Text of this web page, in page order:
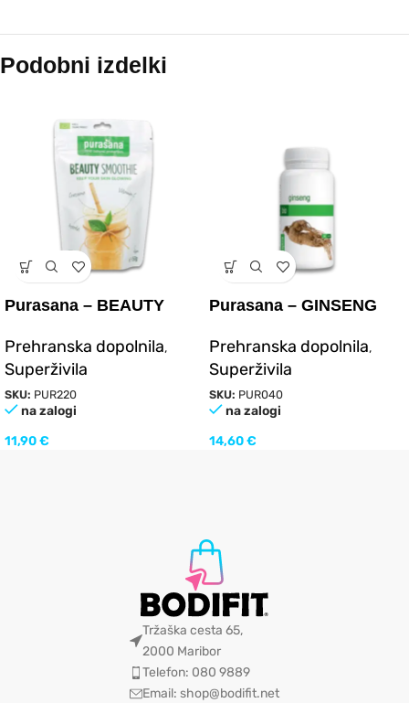
Podobni izdelki
Purasana – BEAUTY
Prehranska dopolnila,
Superživila
SKU: PUR220
na zalogi
11,90€
Purasana – GINSENG
Prehranska dopolnila,
Superživila
SKU: PUR040
na zalogi
14,60€
Tržaška cesta 65,
2000 Maribor
Telefon: 080 9889
Email: shop@bodifit.net